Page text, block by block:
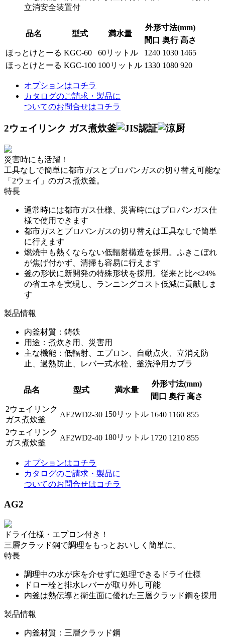
立消安全装置付
品名 型式 満水量
外形寸法(mm)
間口 奥行 高さ
ほっとけとーる KGC-60 60リットル 1240 1030 1465
ほっとけとーる KGC-100 100リットル 1330 1080 920
オプションはコチラ
カタログのご請求・製品に
ついてのお問合せはコチラ
2ウェイリンク ガス煮炊釜
災害時にも活躍！
工具なしで簡単に都市ガスとプロパンガスの切り替え可能な
「2ウェイ」のガス煮炊釜。
特長
通常時には都市ガス仕様、災害時にはプロパンガス仕
様で使用できます
都市ガスとプロパンガスの切り替えは工具なしで簡単
に行えます
燃焼中も熱くならない低輻射構造を採用。ふきこぼれ
が焦げ付かず、清掃も容易に行えます
釜の形状に新開発の特殊形状を採用。従来と比べ24%
の省エネを実現し、ランニングコスト低減に貢献しま
す
製品情報
内釜材質：鋳鉄
用途：煮炊き用、災害用
主な機能：低輻射、エプロン、自動点火、立消え防
止、過熱防止、レバー式水栓、釜洗浄用カプラ
品名 型式 満水量
外形寸法(mm)
間口 奥行 高さ
2ウェイリンク
ガス煮炊釜
AF2WD2-30 150リットル 1640 1160 855
2ウェイリンク
ガス煮炊釜
AF2WD2-40 180リットル 1720 1210 855
オプションはコチラ
カタログのご請求・製品に
ついてのお問合せはコチラ
AG2
ドライ仕様・エプロン付き！
三層クラッド鋼で調理をもっとおいしく簡単に。
特長
調理中の水が床を介せずに処理できるドライ仕様
ドロー栓と排水レバーが取り外し可能
内釜は熱伝導と衛生面に優れた三層クラッド鋼を採用
製品情報
内釜材質：三層クラッド鋼